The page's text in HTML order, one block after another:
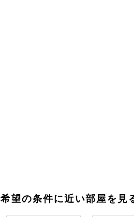
希望の条件に近い部屋を見